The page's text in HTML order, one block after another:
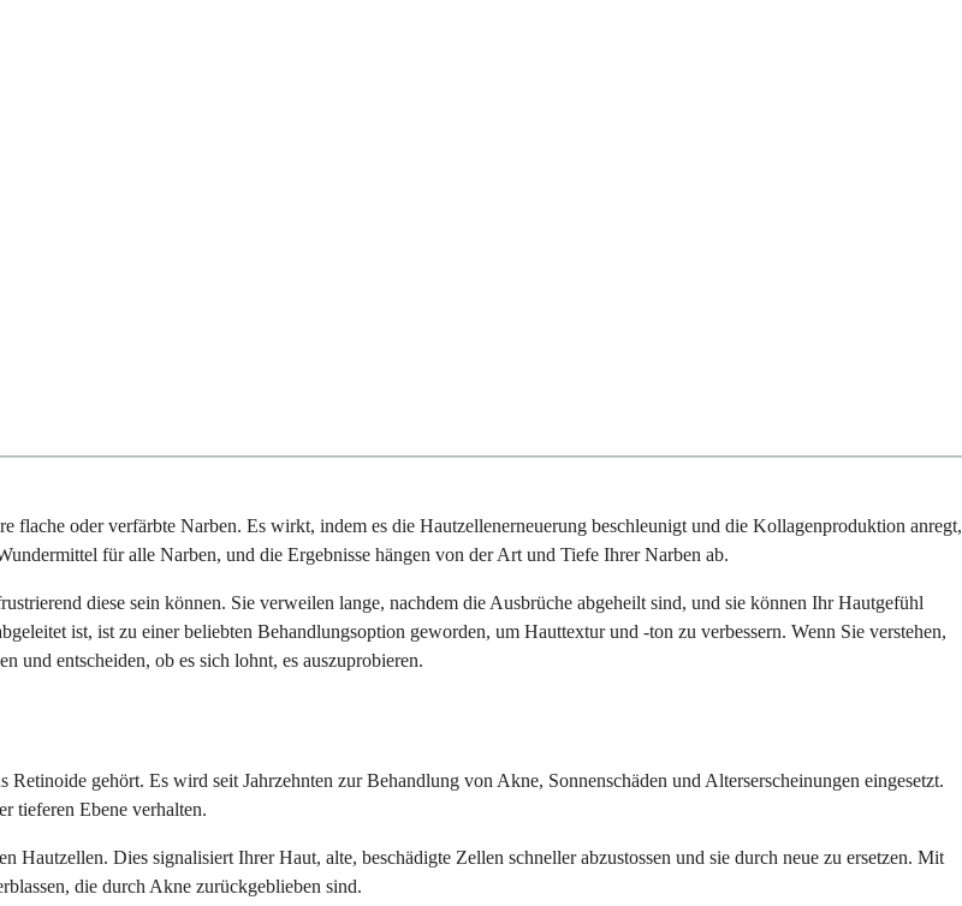
flache oder verfärbte Narben. Es wirkt, indem es die Hautzellenerneuerung beschleunigt und die Kollagenproduktion anregt,
für alle Narben, und die Ergebnisse hängen von der Art und Tiefe Ihrer Narben ab.
diese sein können. Sie verweilen lange, nachdem die Ausbrüche abgeheilt sind, und sie können Ihr Hautgefühl
ist, ist zu einer beliebten Behandlungsoption geworden, um Hauttextur und -ton zu verbessern. Wenn Sie verstehen,
und entscheiden, ob es sich lohnt, es auszuprobieren.
gehört. Es wird seit Jahrzehnten zur Behandlung von Akne, Sonnenschäden und Alterserscheinungen eingesetzt.
tieferen Ebene verhalten.
Dies signalisiert Ihrer Haut, alte, beschädigte Zellen schneller abzustossen und sie durch neue zu ersetzen. Mit
die durch Akne zurückgeblieben sind.